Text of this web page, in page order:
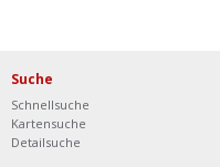
Suche
Schnellsuche
Kartensuche
Detailsuche